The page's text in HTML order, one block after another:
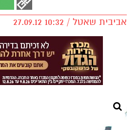
אביבית שאטל / 10:32 27.09.12